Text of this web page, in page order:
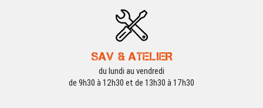
SAV & ATELIER
du lundi au vendredi
de 9h30 à 12h30 et de 13h30 à 17h30